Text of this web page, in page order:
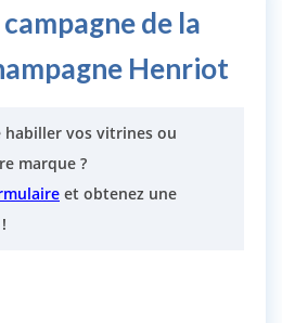
de la
Henriot
habiller vos vitrines ou
marque ?
et obtenez une